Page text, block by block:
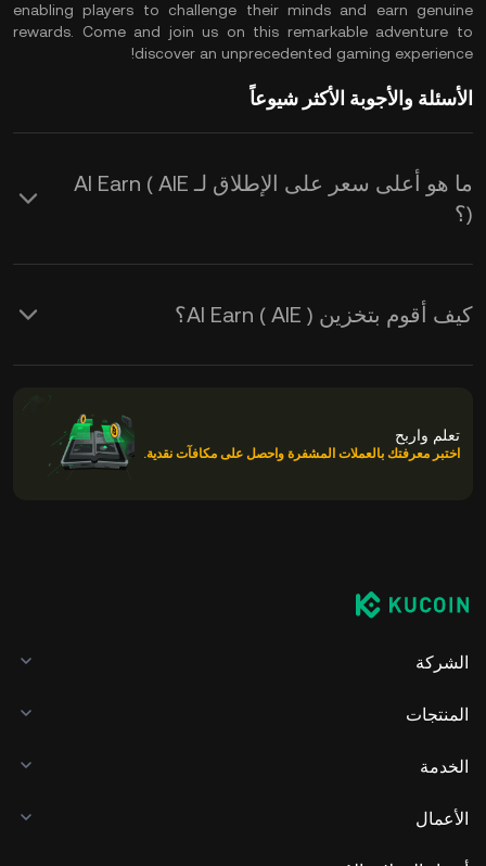
enabling players to challenge their minds and earn genuine
rewards. Come and join us on this remarkable adventure to
discover an unprecedented gaming experience!
الأسئلة والأجوبة الأكثر شيوعاً
ما هو أعلى سعر على الإطلاق لـ AI Earn ( AIE
)؟
كيف أقوم بتخزين AI Earn ( AIE )؟
تعلم واربح
اختبر معرفتك بالعملات المشفرة واحصل على مكافآت نقدية.
الشركة
المنتجات
الخدمة
الأعمال